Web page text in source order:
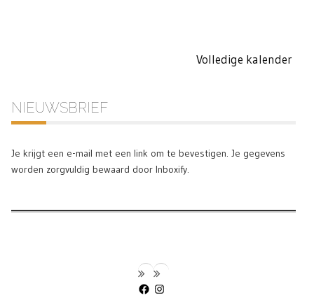
Volledige kalender
NIEUWSBRIEF
Je krijgt een e-mail met een link om te bevestigen. Je gegevens
worden zorgvuldig bewaard door Inboxify.
Facebook
Instagram